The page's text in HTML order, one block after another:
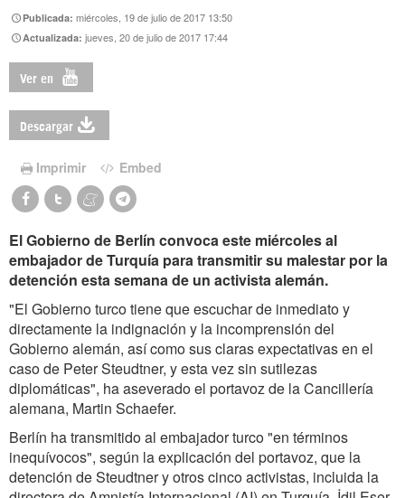
Publicada:miércoles, 19 de julio de 2017 13:50
Actualizada:jueves, 20 de julio de 2017 17:44
Ver en
Descargar
Imprimir Embed
El Gobierno de Berlín convoca este miércoles al
embajador de Turquía para transmitir su malestar por la
detención esta semana de un activista alemán.
"El Gobierno turco tiene que escuchar de inmediato y
directamente la indignación y la incomprensión del
Gobierno alemán, así como sus claras expectativas en el
caso de Peter Steudtner, y esta vez sin sutilezas
diplomáticas", ha aseverado el portavoz de la Cancillería
alemana, Martin Schaefer.
Berlín ha transmitido al embajador turco "en términos
inequívocos", según la explicación del portavoz, que la
detención de Steudtner y otros cinco activistas, incluida la